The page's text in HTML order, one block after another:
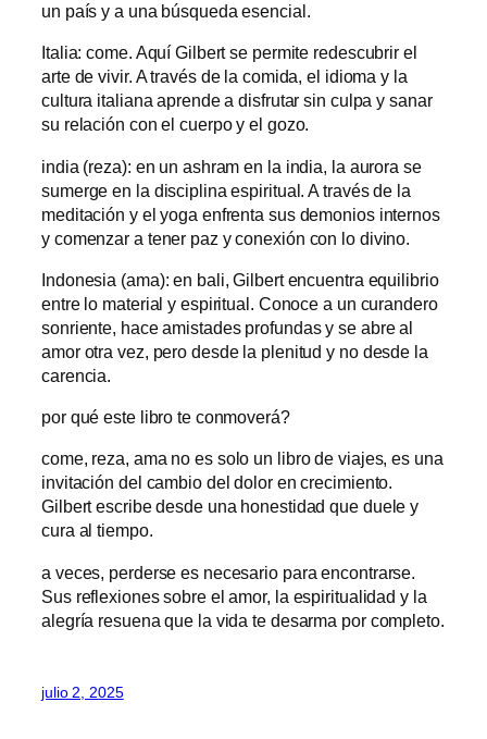
un país y a una búsqueda esencial.
Italia: come. Aquí Gilbert se permite redescubrir el
arte de vivir. A través de la comida, el idioma y la
cultura italiana aprende a disfrutar sin culpa y sanar
su relación con el cuerpo y el gozo.
india (reza): en un ashram en la india, la aurora se
sumerge en la disciplina espiritual. A través de la
meditación y el yoga enfrenta sus demonios internos
y comenzar a tener paz y conexión con lo divino.
Indonesia (ama): en bali, Gilbert encuentra equilibrio
entre lo material y espiritual. Conoce a un curandero
sonriente, hace amistades profundas y se abre al
amor otra vez, pero desde la plenitud y no desde la
carencia.
por qué este libro te conmoverá?
come, reza, ama no es solo un libro de viajes, es una
invitación del cambio del dolor en crecimiento.
Gilbert escribe desde una honestidad que duele y
cura al tiempo.
a veces, perderse es necesario para encontrarse.
Sus reflexiones sobre el amor, la espiritualidad y la
alegría resuena que la vida te desarma por completo.
julio 2, 2025